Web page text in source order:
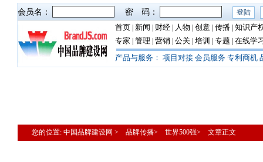
会员名：
密 码：
首页 新闻 财经 人物 创意 传播 知识产
专家 管理 营销 公关 培训 专题 在线学
产品与服务： 项目对接 会员服务 专利商机
您的位置: 中国品牌建设网 > 品牌传播> 世界500强> 文章正文